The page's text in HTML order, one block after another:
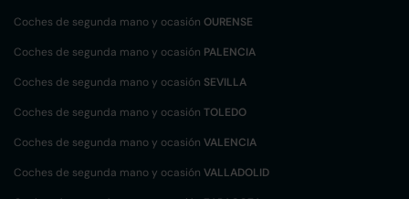
Coches de segunda mano y ocasión OURENSE
Coches de segunda mano y ocasión PALENCIA
Coches de segunda mano y ocasión SEVILLA
Coches de segunda mano y ocasión TOLEDO
Coches de segunda mano y ocasión VALENCIA
Coches de segunda mano y ocasión VALLADOLID